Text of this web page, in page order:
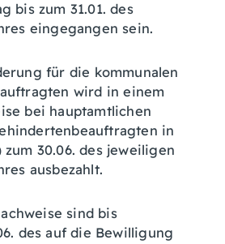
bis zum 31.01. des
eingegangen sein.
für die kommunalen
wird in einem
bei hauptamtlichen
in
30.06. des jeweiligen
ausbezahlt.
sind bis
des auf die Bewilligung